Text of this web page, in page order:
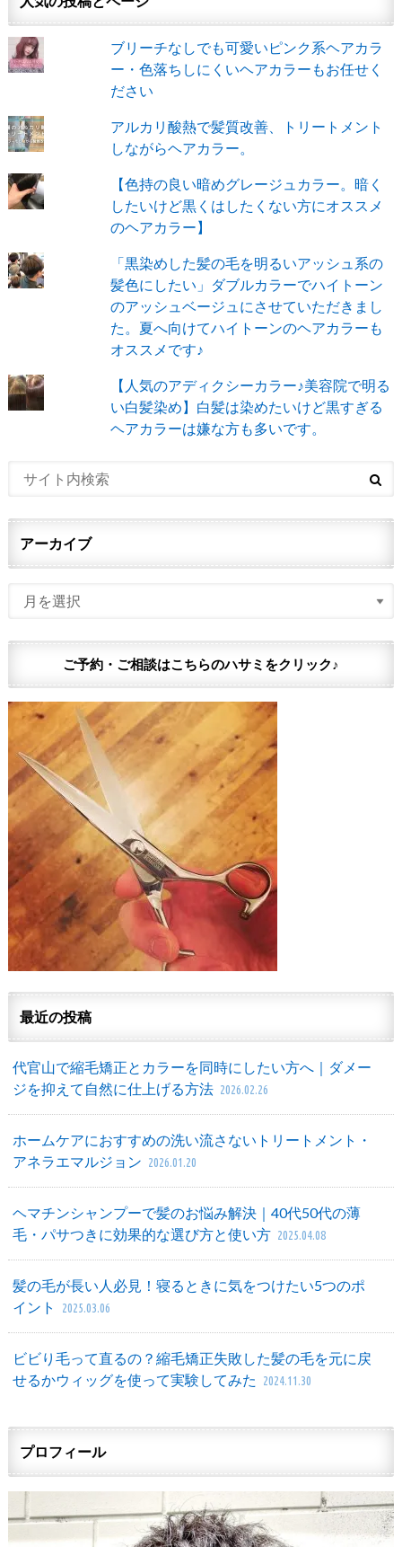
ブリーチなしでも可愛いピンク系ヘアカラ
ー・色落ちしにくいヘアカラーもお任せく
ださい
アルカリ酸熱で髪質改善、トリートメント
しながらヘアカラー。
【色持の良い暗めグレージュカラー。暗く
したいけど黒くはしたくない方にオススメ
のヘアカラー】
「黒染めした髪の毛を明るいアッシュ系の
髪色にしたい」ダブルカラーでハイトーン
のアッシュベージュにさせていただきまし
た。夏へ向けてハイトーンのヘアカラーも
オススメです♪
【人気のアディクシーカラー♪美容院で明る
い白髪染め】白髪は染めたいけど黒すぎる
ヘアカラーは嫌な方も多いです。
アーカイブ
ご予約・ご相談はこちらのハサミをクリック♪
最近の投稿
代官山で縮毛矯正とカラーを同時にしたい方へ｜ダメー
ジを抑えて自然に仕上げる方法 2026.02.26
ホームケアにおすすめの洗い流さないトリートメント・
アネラエマルジョン 2026.01.20
ヘマチンシャンプーで髪のお悩み解決｜40代50代の薄
毛・パサつきに効果的な選び方と使い方 2025.04.08
髪の毛が長い人必見！寝るときに気をつけたい5つのポ
イント
2025.03.06
ビビり毛って直るの？縮毛矯正失敗した髪の毛を元に戻
せるかウィッグを使って実験してみた
2024.11.30
プロフィール